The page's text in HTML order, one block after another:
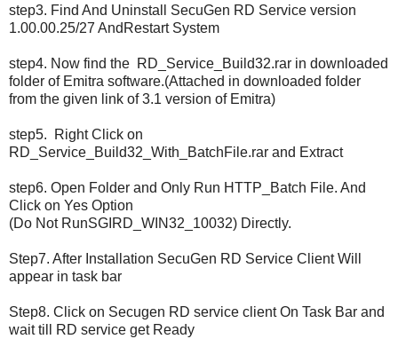
step3. Find And Uninstall SecuGen RD Service version
1.00.00.25/27 AndRestart System
step4. Now find the RD_Service_Build32.rar in downloaded
folder of Emitra software.(Attached in downloaded folder
from the given link of 3.1 version of Emitra)
step5. Right Click on
RD_Service_Build32_With_BatchFile.rar and Extract
step6. Open Folder and Only Run HTTP_Batch File. And
Click on Yes Option
(Do Not RunSGIRD_WIN32_10032) Directly.
Step7. After Installation SecuGen RD Service Client Will
appear in task bar
Step8. Click on Secugen RD service client On Task Bar and
wait till RD service get Ready